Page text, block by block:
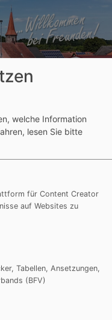
für die
(U7 G-Junioren)
welche Information
lesen Sie bitte
für Content Creator
auf Websites zu
Tabellen, Ansetzungen,
(BFV)